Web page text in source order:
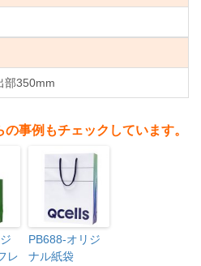
350mm
事例もチェックしています。
レ
PB688-オリジ
ナル紙袋